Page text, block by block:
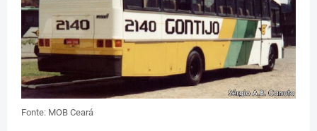
Fonte: MOB Ceará